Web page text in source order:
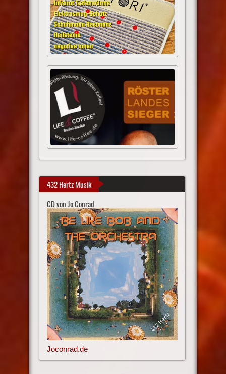
432 Hertz Musik
CD von Jo Conrad
Joconrad.de